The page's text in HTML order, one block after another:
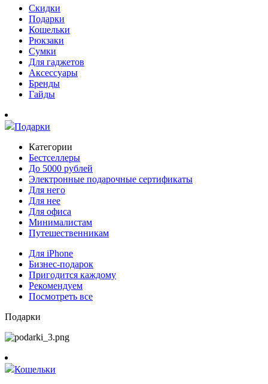
Скидки
Подарки
Кошельки
Рюкзаки
Сумки
Для гаджетов
Аксессуары
Бренды
Гайды
Подарки
Категории
Бестселлеры
До 5000 рублей
Электронные подарочные сертификаты
Для него
Для нее
Для офиса
Минималистам
Путешественникам
Для iPhone
Бизнес-подарок
Пригодится каждому
Рекомендуем
Посмотреть все
Подарки
Кошельки